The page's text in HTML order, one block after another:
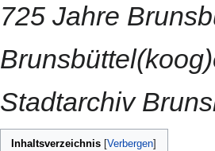
725 Jahre
Stadtarchiv
Inhaltsverzeichnis